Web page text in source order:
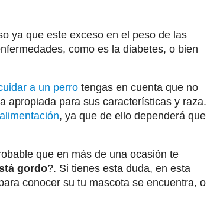
ya que este exceso en el peso de las
como es la diabetes, o bien
a un perro tengas en cuenta que no
apropiada para sus características y raza.
, ya que de ello dependerá que
que en más de una ocasión te
gordo?. Si tienes esta duda, en esta
conocer su tu mascota se encuentra, o